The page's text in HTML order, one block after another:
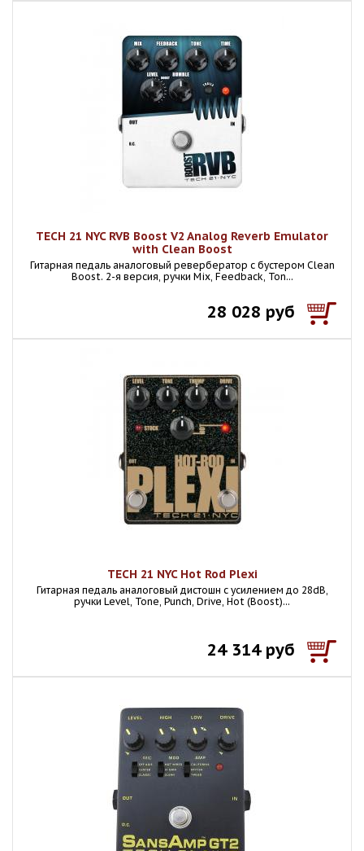
TECH 21 NYC RVB Boost V2 Analog Reverb Emulator
with Clean Boost
Гитарная педаль аналоговый ревербератор с бустером Clean
Boost. 2-я версия, ручки Mix, Feedback, Ton...
28 028 руб
TECH 21 NYC Hot Rod Plexi
Гитарная педаль аналоговый дистошн с усилением до 28dB,
ручки Level, Tone, Punch, Drive, Hot (Boost)...
24 314 руб